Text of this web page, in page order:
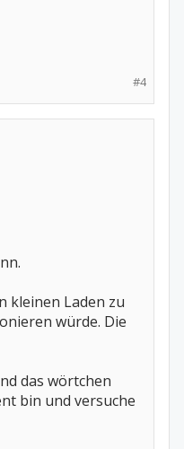
#4
kleinen Laden zu
würde. Die
das wörtchen
bin und versuche